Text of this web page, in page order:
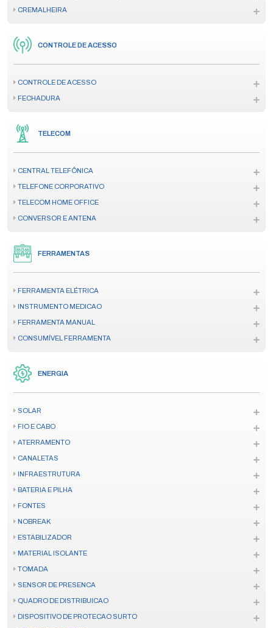
CREMALHEIRA
CONTROLE DE ACESSO
CONTROLE DE ACESSO
FECHADURA
TELECOM
CENTRAL TELEFÔNICA
TELEFONE CORPORATIVO
TELECOM HOME OFFICE
CONVERSOR E ANTENA
FERRAMENTAS
FERRAMENTA ELÉTRICA
INSTRUMENTO MEDICAO
FERRAMENTA MANUAL
CONSUMÍVEL FERRAMENTA
ENERGIA
SOLAR
FIO E CABO
ATERRAMENTO
CANALETAS
INFRAESTRUTURA
BATERIA E PILHA
FONTES
NOBREAK
ESTABILIZADOR
MATERIAL ISOLANTE
TOMADA
SENSOR DE PRESENCA
QUADRO DE DISTRIBUICAO
DISPOSITIVO DE PROTECAO SURTO